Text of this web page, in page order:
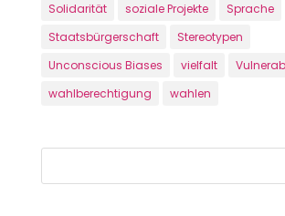
Solidarität
soziale Projekte
Sprache
Staatsbürgerschaft
Stereotypen
Unconscious Biases
vielfalt
wahlberechtigung
wahlen